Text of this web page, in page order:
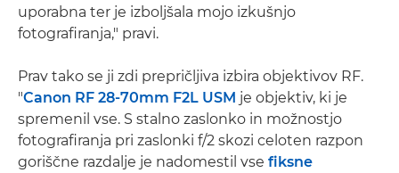
uporabna ter je izboljšala mojo izkušnjo
fotografiranja," pravi.
Prav tako se ji zdi prepričljiva izbira objektivov RF.
"Canon RF 28-70mm F2L USM je objektiv, ki je
spremenil vse. S stalno zaslonko in možnostjo
fotografiranja pri zaslonki f/2 skozi celoten razpon
goriščne razdalje je nadomestil vse fiksne